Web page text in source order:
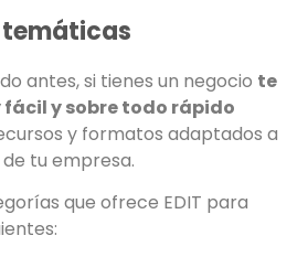
antes, si tienes un negocio te
y sobre todo rápido
y formatos adaptados a
tu empresa.
que ofrece EDIT para